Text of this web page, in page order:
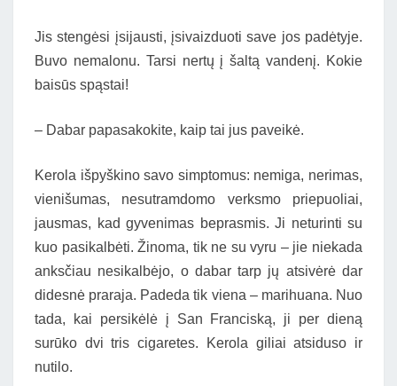
Jis stengėsi įsijausti, įsivaizduoti save jos padėtyje.
Buvo nemalonu. Tarsi nertų į šaltą vandenį. Kokie
baisūs spąstai!
– Dabar papasakokite, kaip tai jus paveikė.
Kerola išpyškino savo simptomus: nemiga, nerimas,
vienišumas, nesutramdomo verksmo priepuoliai,
jausmas, kad gyvenimas beprasmis. Ji neturinti su
kuo pasikalbėti. Žinoma, tik ne su vyru – jie niekada
anksčiau nesikalbėjo, o dabar tarp jų atsivėrė dar
didesnė praraja. Padeda tik viena – marihuana. Nuo
tada, kai persikėlė į San Franciską, ji per dieną
surūko dvi tris cigaretes. Kerola giliai atsiduso ir
nutilo.